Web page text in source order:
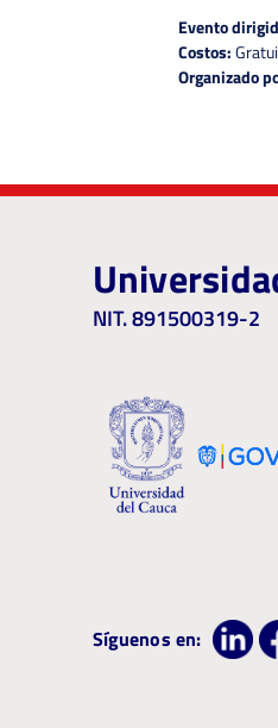
Evento
Costos:
Organizado
NIT. 891500319-2
Síguenos en: